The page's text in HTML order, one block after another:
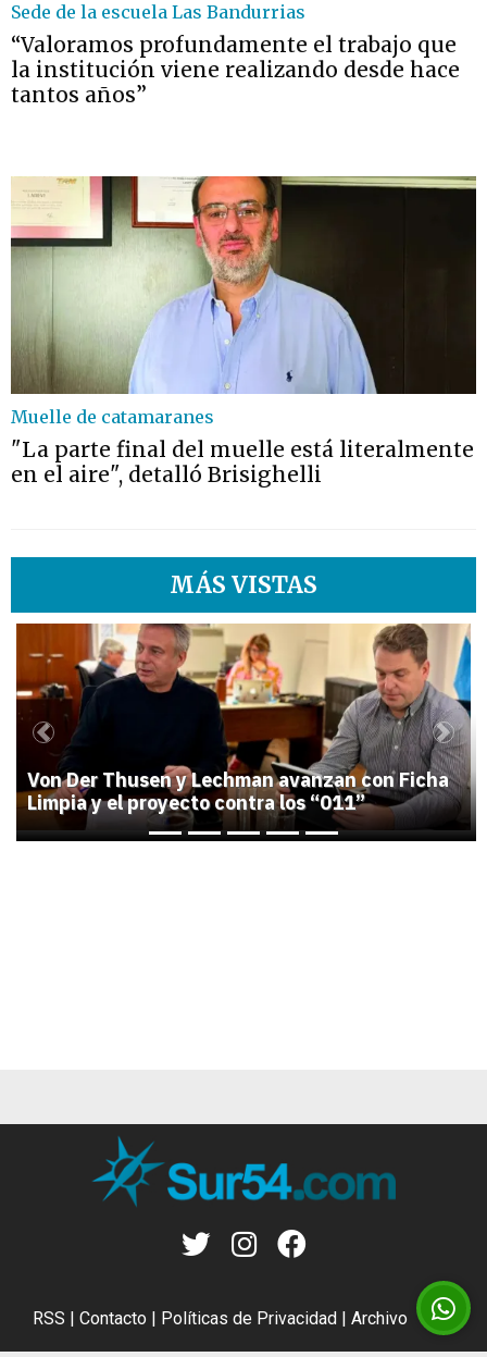
Sede de la escuela Las Bandurrias
“Valoramos profundamente el trabajo que
la institución viene realizando desde hace
tantos años”
Muelle de catamaranes
"La parte final del muelle está literalmente
en el aire", detalló Brisighelli
MÁS VISTAS
1
Von Der Thusen y Lechman avanzan con Ficha
Limpia y el proyecto contra los “011”
Previous Next
RSS Contacto Políticas de Privacidad Archivo